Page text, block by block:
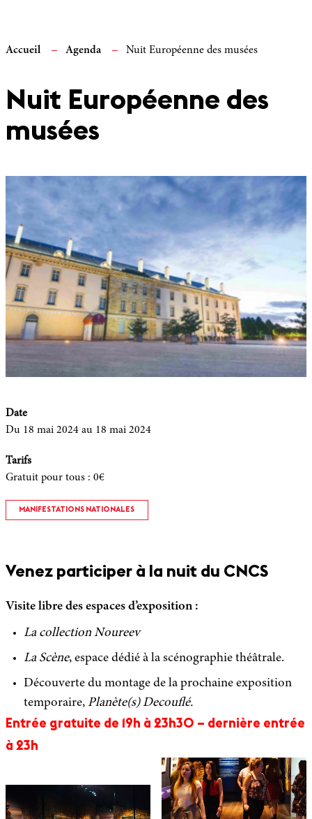
Accueil Agenda Nuit Européenne des musées
Nuit Européenne des
musées
Date
Du 18 mai 2024 au 18 mai 2024
Tarifs
Gratuit pour tous : 0€
MANIFESTATIONS NATIONALES
Venez participer à la nuit du CNCS
Visite libre des espaces d’exposition :
La collection Noureev
La Scène, espace dédié à la scénographie théâtrale.
Découverte du montage de la prochaine exposition
temporaire, Planète(s) Decouflé.
Entrée gratuite de 19h à 23h30 – dernière entrée
à 23h